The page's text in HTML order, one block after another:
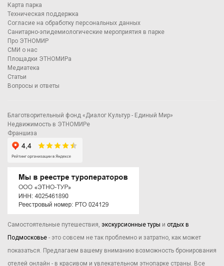
Карта парка
Техническая поддержка
Согласие на обработку персональных данных
Санитарно-эпидемиологические мероприятия в парке
Про ЭТНОМИР
СМИ о нас
Площадки ЭТНОМИРа
Медиатека
Статьи
Вопросы и ответы
Благотворительный фонд «Диалог Культур - Единый Мир»
Недвижимость в ЭТНОМИРе
Франшиза
Самостоятельные путешествия, экскурсионные туры и отдых в
Подмосковье - это совсем не так проблемно и затратно, как может
показаться. Предлагаем вашему вниманию возможность бронирования
отелей онлайн - в красивом и увлекательном этнопарке страны. Все